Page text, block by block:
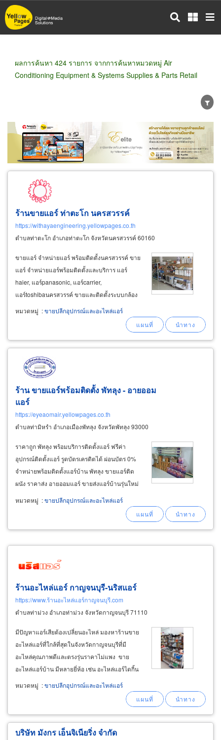
ข้าม
ไป
ผลการค้นหา 424 รายการ จากการค้นหาหมวดหมู่ Air
Conditioning Equipment & Systems Supplies & Parts Retail
ขายส่ง ขายปลีก ผู้ผลิต
ตัวแทนจัดจำหน่าย
ผู้ส่งออก/นำเข้า
ธุรกิจบริการ
ร้านขายแอร์ ท่าตะโก นครสวรรค์
https://withayaengineering.yellowpages.co.th
ตำบลท่าตะโก อำเภอท่าตะโก จังหวัดนครสวรรค์ 60160
ขายแอร์ จำหน่ายแอร์ พร้อมติดตั้งนครสวรรค์ ขาย
แอร์ จำหน่ายแอร์พร้อมติดตั้งและบริการ แอร์
haier, แอร์panasonic, แอร์carrier,
แอร์toshibaนครสวรรค์ ขายและติดตั้งระบบกล้อง
วงจรปิด ติดตั้งระบบจานดาวเทียม ติดตั้งระบบ
เชี่ยวชาญ ติดต่อร้าน วิทยาเอ็นจิเนียริ่ง ท่าตะโก
หมวดหมู่ :ขายปลีกอุปกรณ์และอะไหล่แอร์
ร้าน ขายแอร์พร้อมติดตั้ง พัทลุง - อายออม
แอร์
https://eyeaomair.yellowpages.co.th
ตำบลท่ามิหรำ อำเภอเมืองพัทลุง จังหวัดพัทลุง 93000
ราคาถูก พัทลุง พร้อมบริการติดตั้งแอร์ ฟรีค่า
อุปกรณ์ติดตั้งแอร์ รูดบัตรเครดิตได้ ผ่อนบัตร 0%
จำหน่ายพร้อมติดตั้งแอร์บ้าน พัทลุง ขายแอร์ติด
ผนัง ราคาส่ง อายออมแอร์ ขายส่งแอร์บ้านรุ่นใหม่
แอร์บ้านราคาส่ง พัทลุง mitsubishi electric
หมวดหมู่ :ขายปลีกอุปกรณ์และอะไหล่แอร์
ร้านอะไหล่แอร์ กาญจนบุรี-นริสแอร์
https://www.ร้านอะไหล่แอร์กาญจนบุรี.com
ตำบลท่าม่วง อำเภอท่าม่วง จังหวัดกาญจนบุรี 71110
มีปัญหาแอร์เสียต้องเปลี่ยนอะไหล่ มองหาร้านขาย
อะไหล่แอร์ที่ใกล้ที่สุดในจังหวัดกาญจนบุรีที่มี
อะไหล่คุณภาพดีและตรงรุ่นราคาไม่แพง ขาย
อะไหล่แอร์บ้าน มีหลายยี่ห้อ เช่น อะไหล่แอร์ไดกิ้น
(daikin), อะไหล่แอร์ไซโจเดนกิ (saijo
หมวดหมู่ :ขายปลีกอุปกรณ์และอะไหล่แอร์
บริษัท มังกร เอ็นจิเนียริ่ง จำกัด